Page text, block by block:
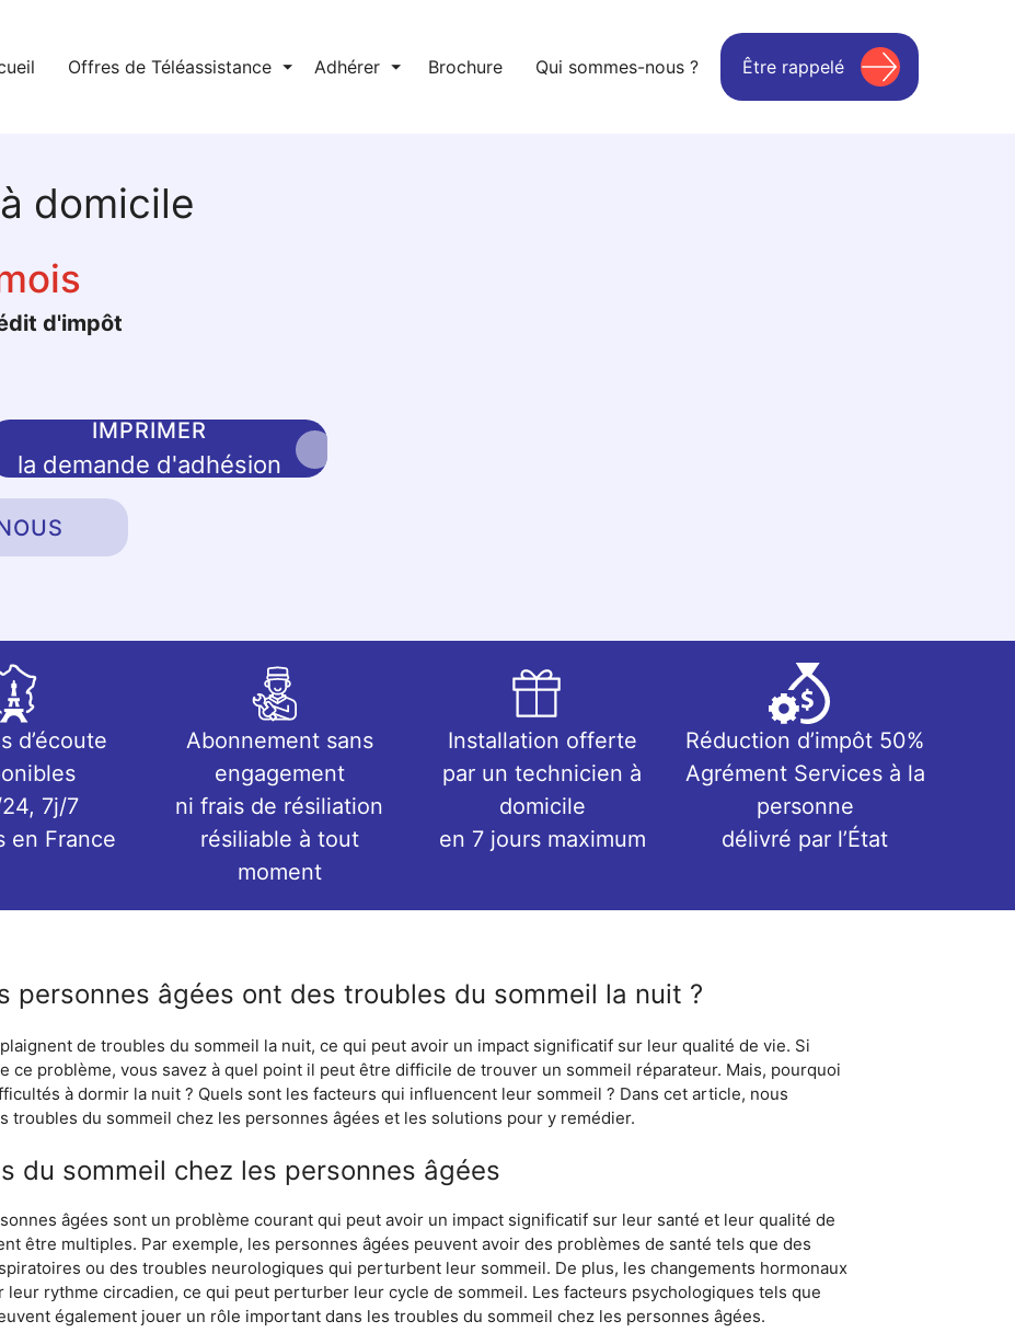
Offres de Téléassistance ⏷ Adhérer ⏷ Brochure Qui sommes-nous ? Être rappelé
domicile
d'impôt
IMPRIMER
la demande d'adhésion
d’écoute
7j/7
en France
Abonnement sans
engagement
ni frais de résiliation
résiliable à tout
moment
Installation offerte
par un technicien à
domicile
en 7 jours maximum
Réduction d’impôt 50%
Agrément Services à la
personne
délivré par l’État
personnes âgées ont des troubles du sommeil la nuit ?
de troubles du sommeil la nuit, ce qui peut avoir un impact significatif sur leur qualité de vie. Si
ce problème, vous savez à quel point il peut être difficile de trouver un sommeil réparateur. Mais, pourquoi
à dormir la nuit ? Quels sont les facteurs qui influencent leur sommeil ? Dans cet article, nous
troubles du sommeil chez les personnes âgées et les solutions pour y remédier.
du sommeil chez les personnes âgées
âgées sont un problème courant qui peut avoir un impact significatif sur leur santé et leur qualité de
être multiples. Par exemple, les personnes âgées peuvent avoir des problèmes de santé tels que des
ou des troubles neurologiques qui perturbent leur sommeil. De plus, les changements hormonaux
rythme circadien, ce qui peut perturber leur cycle de sommeil. Les facteurs psychologiques tels que
également jouer un rôle important dans les troubles du sommeil chez les personnes âgées.